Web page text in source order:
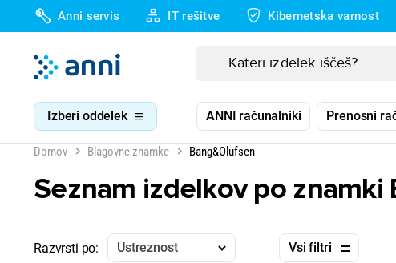
Anni servis IT rešitve Kibernetska varnost
Izberi oddelek ANNI računalniki Prenosni
Domov Blagovne znamke Bang&Olufsen
Seznam izdelkov po znamki
Razvrsti po: Ustreznost Vsi filtri